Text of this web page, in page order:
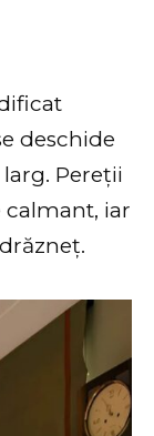
deschide
Pereții
iar